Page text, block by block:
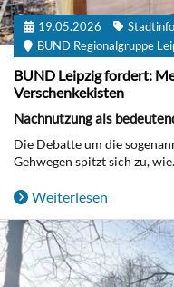
19.05.2026
BUND Regionalgruppe
BUND Leipzig fordert:
Verschenkekisten
Nachnutzung als
Die Debatte um die
Gehwegen spitzt sich zu,
Weiterlesen